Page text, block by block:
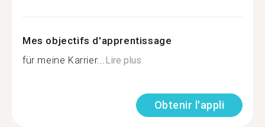
Mes objectifs d'apprentissage
für meine Karrier... Lire plus
Obtenir l'appli